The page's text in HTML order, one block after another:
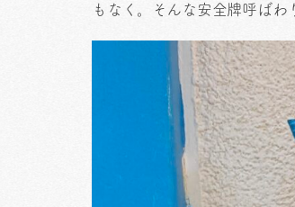
もなく。そんな安全牌呼ばわ